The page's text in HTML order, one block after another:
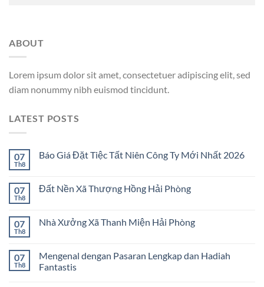
ABOUT
Lorem ipsum dolor sit amet, consectetuer adipiscing elit, sed
diam nonummy nibh euismod tincidunt.
LATEST POSTS
07
Th8
Báo Giá Đặt Tiệc Tất Niên Công Ty Mới Nhất 2026
07
Th8
Đất Nền Xã Thượng Hồng Hải Phòng
07
Th8
Nhà Xưởng Xã Thanh Miện Hải Phòng
07
Th8
Mengenal dengan Pasaran Lengkap dan Hadiah
Fantastis